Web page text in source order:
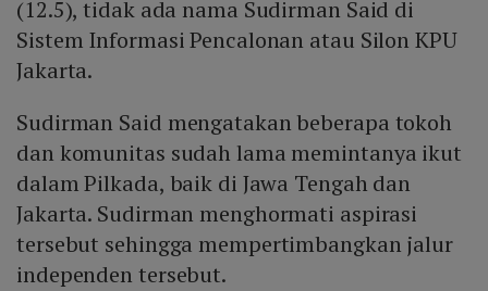
(12.5), tidak ada nama Sudirman Said di
Sistem Informasi Pencalonan atau Silon KPU
Jakarta.
Sudirman Said mengatakan beberapa tokoh
dan komunitas sudah lama memintanya ikut
dalam Pilkada, baik di Jawa Tengah dan
Jakarta. Sudirman menghormati aspirasi
tersebut sehingga mempertimbangkan jalur
independen tersebut.